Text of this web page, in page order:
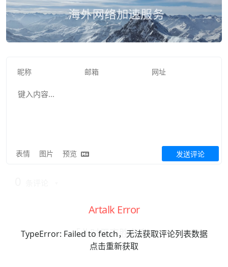
表情 图片 预览 发送评论
「此时无声胜有声」
Artalk Error
TypeError: Failed to fetch，无法获取评论列表数据
点击重新获取